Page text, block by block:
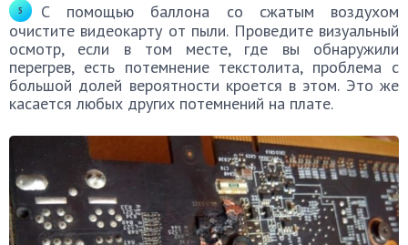
С помощью баллона со сжатым воздухом
очистите видеокарту от пыли. Проведите визуальный
осмотр, если в том месте, где вы обнаружили
перегрев, есть потемнение текстолита, проблема с
большой долей вероятности кроется в этом. Это же
касается любых других потемнений на плате.